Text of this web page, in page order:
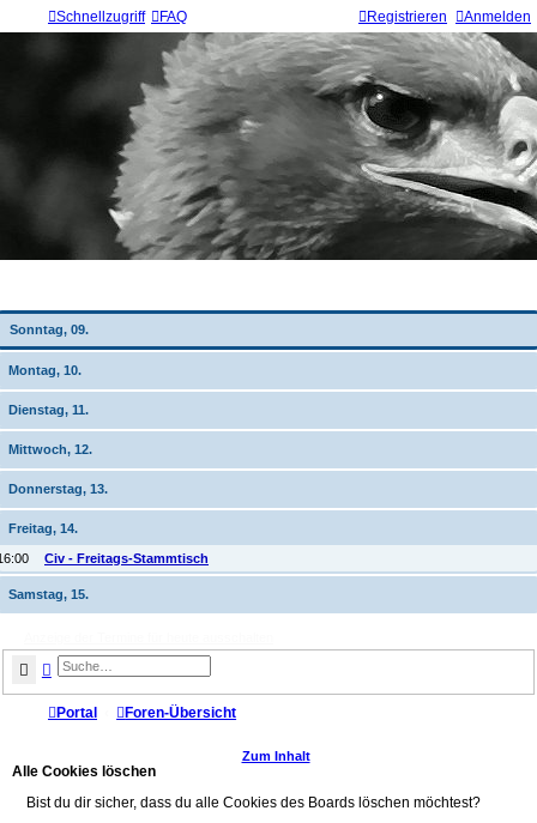
Schnellzugriff FAQ Anmelden
Registrieren
Sonntag, 09.
Montag, 10.
Dienstag, 11.
Mittwoch, 12.
Donnerstag, 13.
Freitag, 14.
Civ - Freitags-Stammtisch
Samstag, 15.
SucheErweiterte Suche
Portal Foren-Übersicht
Zum Inhalt
Alle Cookies löschen
Bist du dir sicher, dass du alle Cookies des Boards löschen möchtest?